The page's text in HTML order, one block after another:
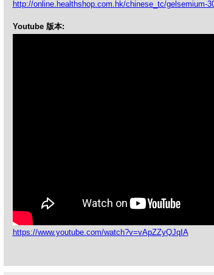
http://online.healthshop.com.hk/chinese_tc/gelsemium-
Youtube 版本:
https://www.youtube.com/watch?v=vApZZyQJqIA